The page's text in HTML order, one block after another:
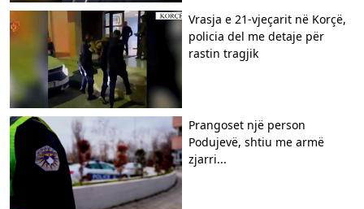
Vrasja e 21-vjeçarit në Korçë,
policia del me detaje për
rastin tragjik
Prangoset një person
Podujevë, shtiu me armë
zjarri...